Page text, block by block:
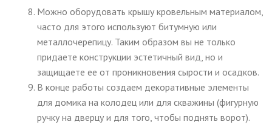
Можно оборудовать крышу кровельным материалом,
часто для этого используют битумную или
металлочерепицу. Таким образом вы не только
придаете конструкции эстетичный вид, но и
защищаете ее от проникновения сырости и осадков.
В конце работы создаем декоративные элементы
для домика на колодец или для скважины (фигурную
ручку на дверцу и для того, чтобы поднять ворот).